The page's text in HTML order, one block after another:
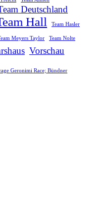
Deutschland
Hall Team Hasler
Meyers Taylor Team Nolte
Vorschau
Geronimi Race; Bündner